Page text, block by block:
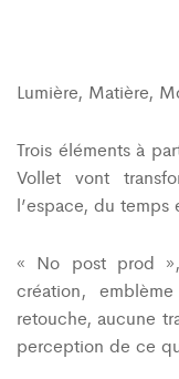
Lumière, Matière,
Trois éléments à
Vollet vont
l’espace, du
« No post prod
création,
retouche, aucune
perception de ce